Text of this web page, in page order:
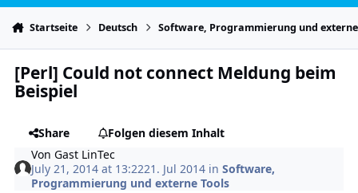
Startseite Deutsch Software, Programmierung und
[Perl] Could not connect Meldung beim
Beispiel
Share
Folgen diesem Inhalt
VonGast LinTec
July 21, 2014 at 13:2221. Jul 2014 inSoftware,
Programmierung und externe Tools